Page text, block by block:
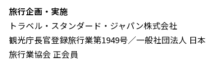
旅行企画・実施
トラベル・スタンダード・ジャパン株式会社
観光庁長官登録旅行業第1949号／一般社団法人 日本
旅行業協会 正会員